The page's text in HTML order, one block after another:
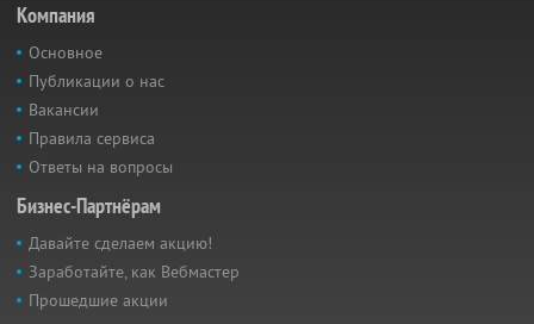
Компания
Основное
Публикации о нас
Вакансии
Правила сервиса
Ответы на вопросы
Бизнес-Партнёрам
Давайте сделаем акцию!
Заработайте, как Вебмастер
Прошедшие акции